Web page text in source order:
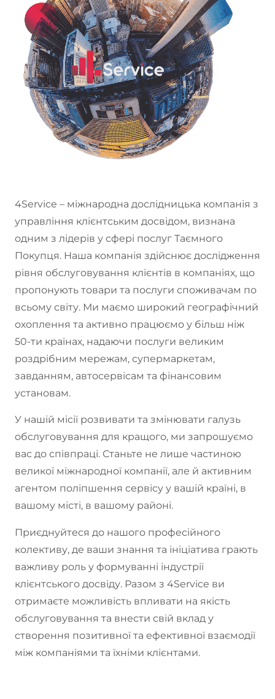
4Service – міжнародна дослідницька компанія з
управління клієнтським досвідом, визнана
одним з лідерів у сфері послуг Таємного
Покупця. Наша компанія здійснює дослідження
рівня обслуговування клієнтів в компаніях, що
пропонують товари та послуги споживачам по
всьому світу. Ми маємо широкий географічний
охоплення та активно працюємо у більш ніж
50-ти країнах, надаючи послуги великим
роздрібним мережам, супермаркетам,
завданням, автосервісам та фінансовим
установам.
У нашій місії розвивати та змінювати галузь
обслуговування для кращого, ми запрошуємо
вас до співпраці. Станьте не лише частиною
великої міжнародної компанії, але й активним
агентом поліпшення сервісу у вашій країні, в
вашому місті, в вашому районі.
Приєднуйтеся до нашого професійного
колективу, де ваши знання та ініціатива грають
важливу роль у формуванні індустрії
клієнтського досвіду. Разом з 4Service ви
отримаєте можливість впливати на якість
обслуговування та внести свій вклад у
створення позитивної та ефективної взаємодії
між компаніями та їхніми клієнтами.